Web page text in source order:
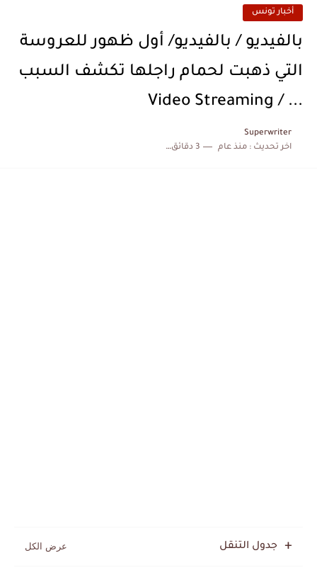
أخبار تونس
بالفيديو / بالفيديو/ أول ظهور للعروسة
التي ذهبت لحمام راجلها تكشف السبب
... / Video Streaming
Superwriter
اخر تحديث :منذ عام 3 دقائق للقراءة
جدول التنقل